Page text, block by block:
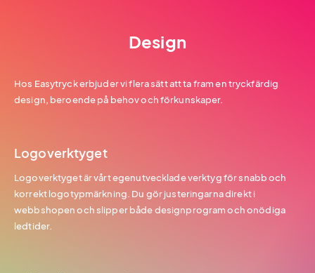
Design
Hos Easytryck erbjuder vi flera sätt att ta fram en tryckfärdig
design, beroende på behov och förkunskaper.
Logoverktyget
Logoverktyget är vårt egenutvecklade verktyg för snabb och
korrekt logotypmärkning. Du gör justeringarna direkt i
webbshopen och slipper både designprogram och onödiga
ledtider.